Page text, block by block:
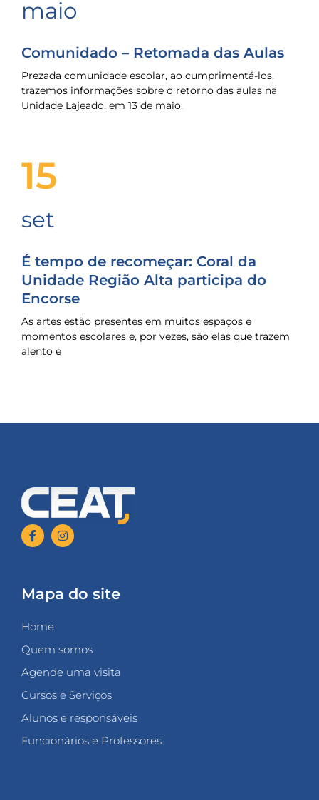
maio
Comunidado – Retomada das Aulas
Prezada comunidade escolar, ao cumprimentá-los,
trazemos informações sobre o retorno das aulas na
Unidade Lajeado, em 13 de maio,
15
set
É tempo de recomeçar: Coral da
Unidade Região Alta participa do
Encorse
As artes estão presentes em muitos espaços e
momentos escolares e, por vezes, são elas que trazem
alento e
Mapa do site
Home
Quem somos
Agende uma visita
Cursos e Serviços
Alunos e responsáveis
Funcionários e Professores